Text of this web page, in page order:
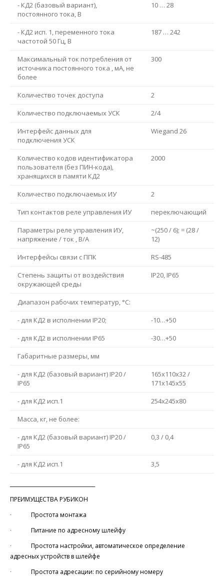
- КД2 (базовый вариант),
постоянного тока, В
10 … 28
- КД2 исп. 1, переменного тока
частотой 50 Гц, В
187 … 242
Максимальный ток потребления от
источника постоянного тока , мА, не
более
300
Количество точек доступа
2
Количество подключаемых УСК
2/4
Интерфейс данных для
подключения УСК
Wiegand 26
Количество кодов идентификатора
пользователя (без ПИН-кода),
хранящихся в памяти КД2
2000
Количество подключаемых ИУ
2
Тип контактов реле управления ИУ
переключающий
Параметры реле управления ИУ,
напряжение / ток , В/А
~(250 / 6); = (28 /
12)
Интерфейсы связи с ППК
RS-485
Степень защиты от воздействия
окружающей среды
IP20, IP65
Диапазон рабочих температур, °С:
- для КД2 в исполнении IP20;
-10…+50
- для КД2 в исполнении IP65
-30…+50
Габаритные размеры, мм
- для КД2 (базовый вариант) IP20 /
IP65
165x110x32 /
171x145x55
- для КД2 исп.1
254х245х80
Масса, кг, не более:
- для КД2 (базовый вариант) IP20 /
IP65
0,3 / 0,4
- для КД2 исп.1 3,5
ПРЕИМУЩЕСТВА РУБИКОН
∙ Простота монтажа
∙ Питание по адресному шлейфу
∙ Простота настройки, автоматическое определение
адресных устройств в шлейфе
∙ Простота адресации: по серийному номеру